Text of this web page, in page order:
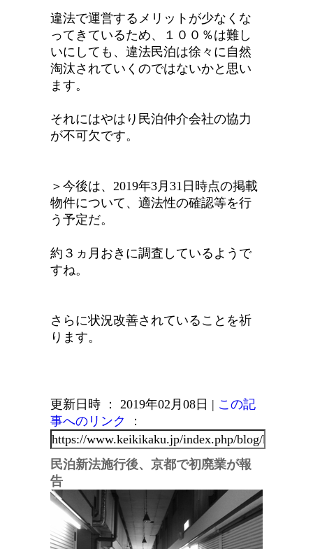
違法で運営するメリットが少なくな
ってきているため、１００％は難し
いにしても、違法民泊は徐々に自然
淘汰されていくのではないかと思い
ます。
それにはやはり民泊仲介会社の協力
が不可欠です。
＞今後は、2019年3月31日時点の掲載
物件について、適法性の確認等を行
う予定だ。
約３ヵ月おきに調査しているようで
すね。
さらに状況改善されていることを祈
ります。
更新日時 ： 2019年02月08日 | この記
事へのリンク
：
民泊新法施行後、京都で初廃業が報
告